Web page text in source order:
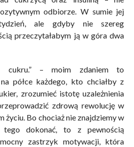
odbiorze. W sumie jej
ale gdyby nie szereg
przeczytałabym ją w góra dwa
cukru.” – moim zdaniem to
półce każdego, kto chciałby z
zrozumieć istotę uzależnienia
zdrową rewolucję w
życiu. Bo chociaż nie znajdziemy w
dokonać, to z pewnością
zastrzyk motywacji, która